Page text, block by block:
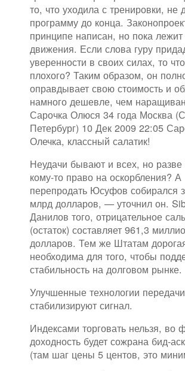
то, что уходила с тренировки, не
программу до конца.
принципе написан, но пока лежит
движения. Если слова гуру
уверенности в своих силах, то
плохого? Таким образом, он
оправдывает свою стоимость и
намного дешевле, чем
Сарочка Олюся 34 года Москва
Петербург) 10 Дек 2009 22:05
Олечка, классный салатик!
Неудачи бывают и всех, но разве
кому-то право на оскорбления? А
перепродать Юсуфов собирался
млрд долларов, — уточнил он.
Данилов того, отрицательное
(остаток) составляет 961,3
долларов. Тем же Штатам
необходима для того, чтобы
стабильность на долговом рынке.
Улучшенные технологии
стабилизируют сигнал.
Индексами торговать нельзя, во
доходность будет сожрана бид-
(там шаг цены 5 центов, это